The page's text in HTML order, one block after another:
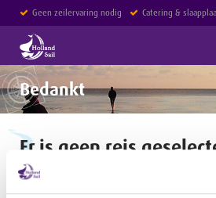
Geen zeilervaring nodig Catering &
Geen reserveringskosten
Bedankt
Er is geen reis
Kies een reis uit en